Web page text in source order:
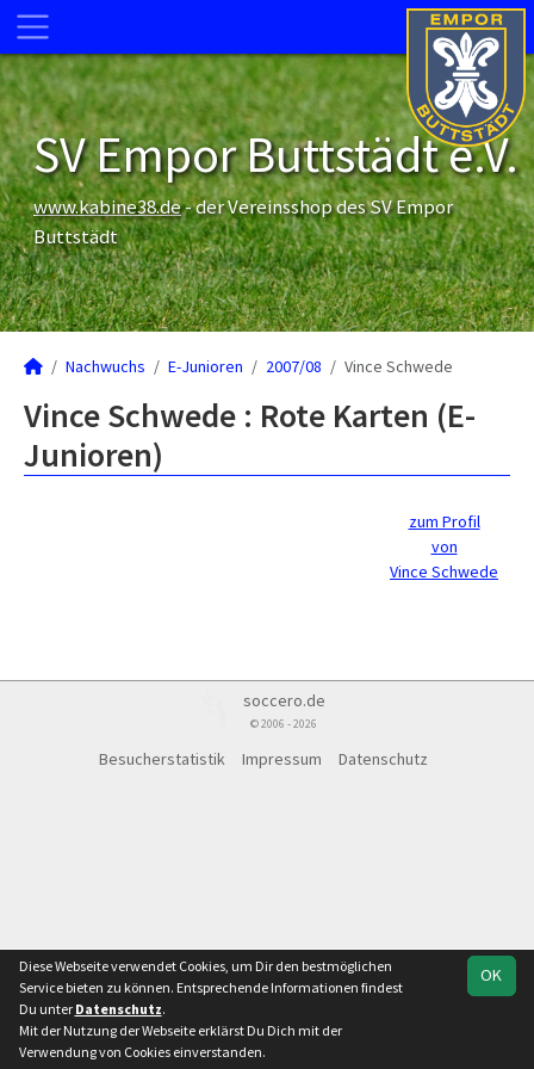
SV Empor Buttstädt e.V.
www.kabine38.de- der Vereinsshop des SV Empor
Buttstädt
Nachwuchs E-Junioren 2007/08 Vince Schwede
Vince Schwede : Rote Karten (E-
Junioren)
zum Profil
von
Vince Schwede
soccero.de
© 2006 - 2026
Besucherstatistik Impressum Datenschutz
OK
Diese Webseite verwendet Cookies, um Dir den bestmöglichen
Service bieten zu können. Entsprechende Informationen findest
Du unter Datenschutz.
Mit der Nutzung der Webseite erklärst Du Dich mit der
Verwendung von Cookies einverstanden.